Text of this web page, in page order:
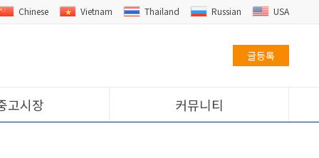
Chinese Vietnam Thailand Russian USA
글등록
고시장 커뮤니티